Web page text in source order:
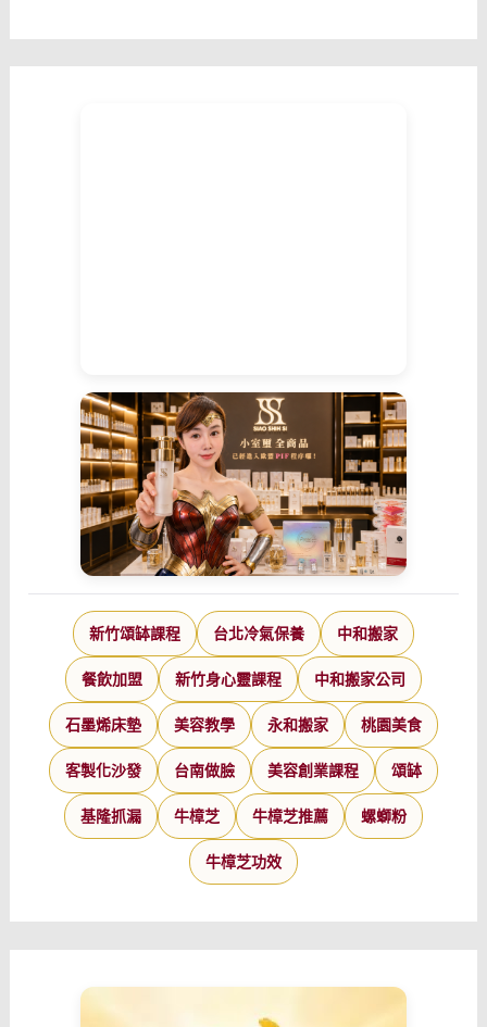
新竹頌缽課程 台北冷氣保養 中和搬家
餐飲加盟 新竹身心靈課程 中和搬家公司
石墨烯床墊 美容教學 永和搬家 桃園美食
客製化沙發 台南做臉 美容創業課程 頌缽
基隆抓漏 牛樟芝 牛樟芝推薦 螺螄粉
牛樟芝功效